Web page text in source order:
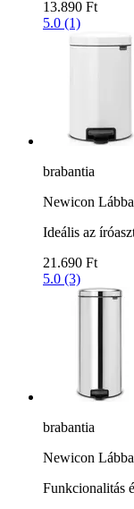
13.890 Ft
5.0 (1)
brabantia
Newicon
Ideális az
21.690 Ft
5.0 (3)
brabantia
Newicon
Funkcionalitás